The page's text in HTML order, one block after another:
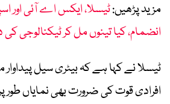
مزید پڑھیں:ٹیسلا، ایکس اے آئی اور
انضمام، کیا تینوں مل کر ٹیکنالوجی
ٹیسلا نے کہا ہے کہ بیٹری سیل
افرادی قوت کی ضرورت بھی نمایاں